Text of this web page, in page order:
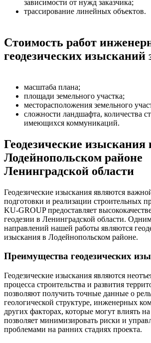
зависимости от нужд заказчика;
трассирование линейных объектов.
Стоимость работ
геодезических изысканий
масштаба плана;
площади земельного участка;
месторасположения земельного
сложности ландшафта, количества
имеющихся коммуникаций.
Геодезические изыскания
Лодейнопольском районе
Ленинградской области
Геодезические изыскания являются
подготовки и реализации строительных
KU-GROUP предоставляет
геодезии в Ленинградской области.
направлений нашей работы являются
изыскания в Лодейнопольском районе.
Преимущества геодезических
Геодезические изыскания являются
процесса строительства и развития
позволяют получить точные данные о
геологической структуре, инженерных
других факторах, которые могут влиять
позволяет минимизировать риски и
проблемами на ранних стадиях проекта.